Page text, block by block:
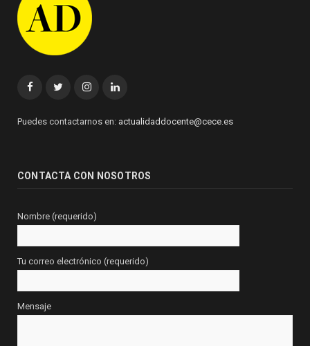
FacebookTwitterInstagramLinkedin
Puedes contactarnos en: actualidaddocente@cece.es
CONTACTA CON NOSOTROS
Nombre (requerido)
Tu correo electrónico (requerido)
Mensaje